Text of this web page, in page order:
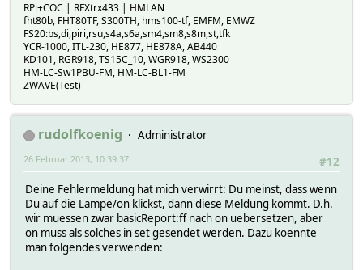
RPi+COC | RFXtrx433 | HMLAN
fht80b, FHT80TF, S300TH, hms100-tf, EMFM, EMWZ
FS20:bs,di,piri,rsu,s4a,s6a,sm4,sm8,s8m,st,tfk
YCR-1000, ITL-230, HE877, HE878A, AB440
KD101, RGR918, TS15C_10, WGR918, WS2300
HM-LC-Sw1PBU-FM, HM-LC-BL1-FM
ZWAVE(Test)
rudolfkoenig
Administrator
#12
26 Februar 2013, 10:39:37
Deine Fehlermeldung hat mich verwirrt: Du meinst, dass wenn
Du auf die Lampe/on klickst, dann diese Meldung kommt. D.h.
wir muessen zwar basicReport:ff nach on uebersetzen, aber
on muss als solches in set gesendet werden. Dazu koennte
man folgendes verwenden: